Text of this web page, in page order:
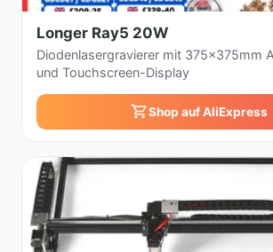
Longer Ray5 20W
Diodenlasergravierer mit 375x375mm
und Touchscreen-Display
Shop auf AliExpress